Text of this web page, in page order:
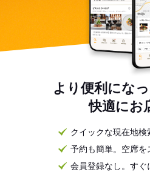
より便利にな
快適にお
クイックな現在地検
予約も簡単。空席を
会員登録なし。すぐ